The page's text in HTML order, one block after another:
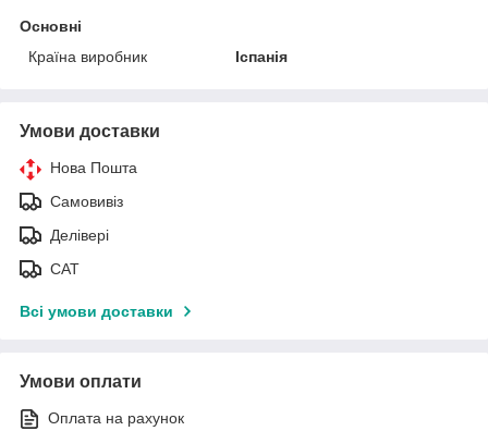
Основні
Країна виробник
Іспанія
Умови доставки
Нова Пошта
Самовивіз
Делівері
САТ
Всі умови доставки
Умови оплати
Оплата на рахунок